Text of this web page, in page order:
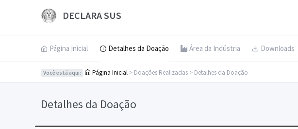
DECLARA SUS
Página Inicial Detalhes da Doação Área da Indústria Downloads
Você está aqui: Página Inicial > Doações Realizadas > Detalhes da Doação
Detalhes da Doação